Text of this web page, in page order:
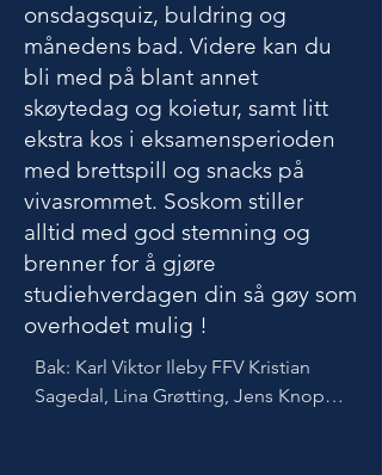
onsdagsquiz, buldring og
månedens bad. Videre kan du
bli med på blant annet
skøytedag og koietur, samt litt
ekstra kos i eksamensperioden
med brettspill og snacks på
vivasrommet. Soskom stiller
alltid med god stemning og
brenner for å gjøre
studiehverdagen din så gøy som
overhodet mulig !
Bak: Karl Viktor Ileby FFV Kristian
Sagedal, Lina Grøtting, Jens Knoph,